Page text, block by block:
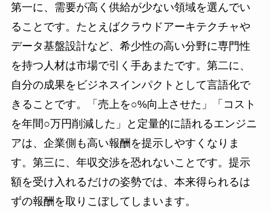
第一に、需要が高く供給が少ない領域を選んでい
ることです。たとえばクラウドアーキテクチャや
データ基盤設計など、希少性の高い分野に専門性
を持つ人材は市場で引く手あまたです。第二に、
自分の成果をビジネスインパクトとして言語化で
きることです。「売上を○%向上させた」「コスト
を年間○万円削減した」と定量的に語れるエンジニ
アは、企業側も高い報酬を提示しやすくなりま
す。第三に、年収交渉を恐れないことです。提示
額を受け入れるだけの姿勢では、本来得られるは
ずの報酬を取りこぼしてしまいます。